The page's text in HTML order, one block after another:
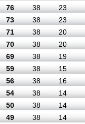
76 38
23
73 38
23
71 38
20
70 38
20
69 38
19
59 38
15
56 38
16
54 38
14
50 38
14
49 38
14